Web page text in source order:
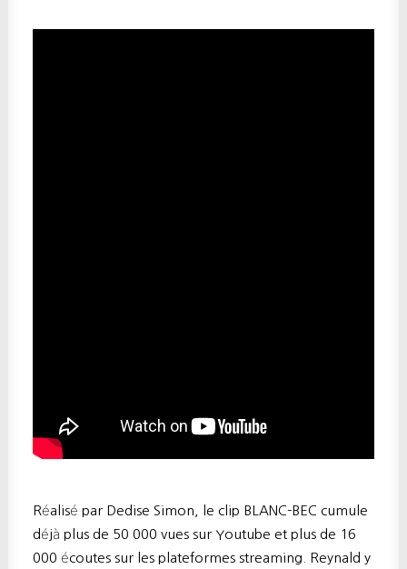
Réalisé par Dedise Simon, le clip BLANC-BEC cumule
déjà plus de 50 000 vues sur Youtube et plus de 16
000 écoutes sur les plateformes streaming. Reynald y